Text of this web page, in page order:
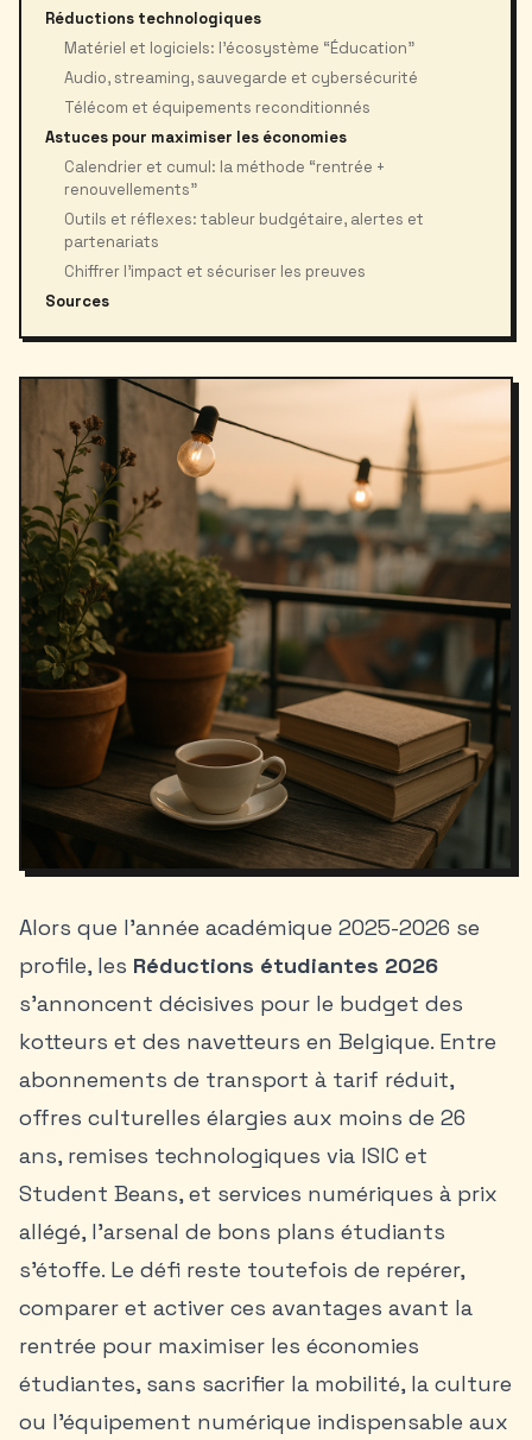
Réductions technologiques
Matériel et logiciels: l’écosystème “Éducation”
Audio, streaming, sauvegarde et cybersécurité
Télécom et équipements reconditionnés
Astuces pour maximiser les économies
Calendrier et cumul: la méthode “rentrée +
renouvellements”
Outils et réflexes: tableur budgétaire, alertes et
partenariats
Chiffrer l’impact et sécuriser les preuves
Sources
Alors que l’année académique 2025-2026 se
profile, les Réductions étudiantes 2026
s’annoncent décisives pour le budget des
kotteurs et des navetteurs en Belgique. Entre
abonnements de transport à tarif réduit,
offres culturelles élargies aux moins de 26
ans, remises technologiques via ISIC et
Student Beans, et services numériques à prix
allégé, l’arsenal de bons plans étudiants
s’étoffe. Le défi reste toutefois de repérer,
comparer et activer ces avantages avant la
rentrée pour maximiser les économies
étudiantes, sans sacrifier la mobilité, la culture
ou l’équipement numérique indispensable aux